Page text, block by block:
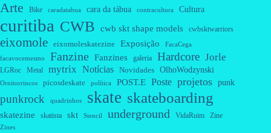
Arte Bike caradatabua cara da tábua contracultura Cultura
curitiba CWB cwb skt shape models cwbsktwarriors
eixomole eixomoleskatezine Exposição FacaCega
facavocemesmo Fanzine Fanzines galeria Hardcore Jorle
LGRoc Metal mytrix Notícias Novidades OlhoWodzynski
Ornitorrincos picosdeskate política POST.E Poste projetos punk
punkrock quadrinhos skate skateboarding
skatezine skatista skt Stencil underground VidaRuim Zine
Zines